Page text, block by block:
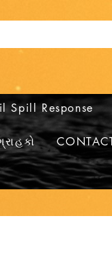
Spill Response